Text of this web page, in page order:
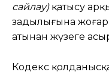
сайлау) қатысу
заңдылығына
атынан жүзеге
Кодекс